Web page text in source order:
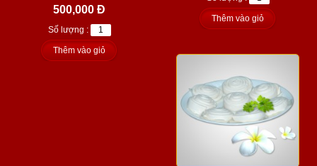
500,000 Đ
Số lượng :
Thêm vào giỏ
Thêm vào giỏ